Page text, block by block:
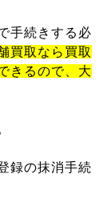
手続きする必
買取なら買取
きるので、大
録の抹消手続